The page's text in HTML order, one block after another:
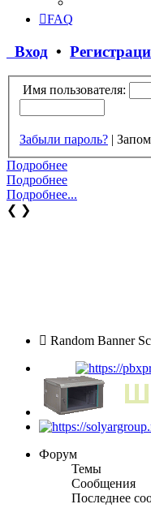
FAQ
Вход •
Имя пользователя:
Забыли пароль? |
Подробнее
Подробнее
Подробнее...
❮ ❯
Random Banner
Форум
Темы
Сообщения
Последнее